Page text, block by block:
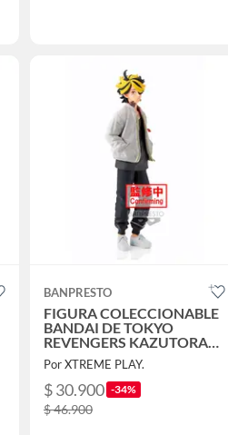
BANPRESTO
FIGURA COLECCIONABLE
BANDAI DE TOKYO
REVENGERS KAZUTORA
HANEMIYA
Por XTREME PLAY.
$ 30.900 -34%
$ 46.900